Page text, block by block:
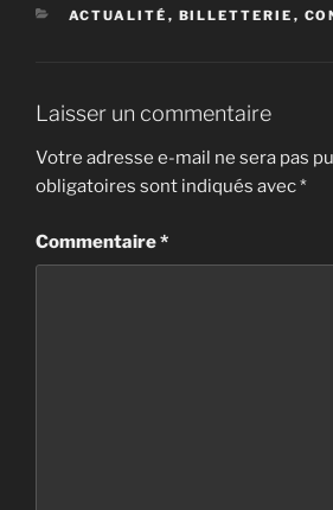
CATÉGORIES
ACTUALITÉ , BILLETTERIE ,
Laisser un commentaire
Votre adresse e-mail ne sera pas
obligatoires sont indiqués avec*
Commentaire*